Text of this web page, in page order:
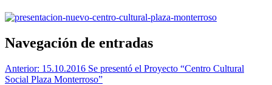
Navegación de entradas
Anterior: 15.10.2016 Se presentó el Proyecto “Centro Cultural
Social Plaza Monterroso”